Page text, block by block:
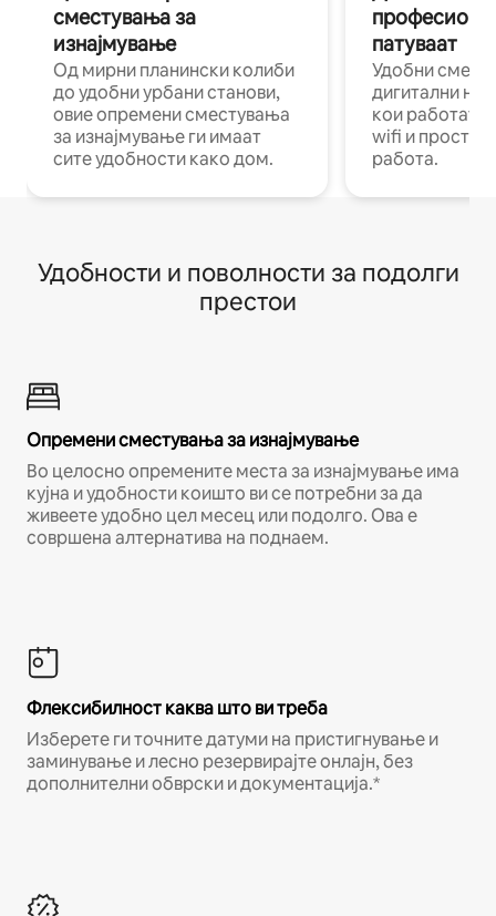
сместувања за
изнајмување
Од мирни планински колиби
до удобни урбани станови,
овие опремени сместувања
за изнајмување ги имаат
сите удобности како дом.
патуваат
Удобни
дигитални
кои работат
wifi и
работа.
Удобности и поволности за подолги
престои
Опремени сместувања за изнајмување
Во целосно опремените места за изнајмување има
кујна и удобности коишто ви се потребни за да
живеете удобно цел месец или подолго. Ова е
совршена алтернатива на поднаем.
Флексибилност каква што ви треба
Изберете ги точните датуми на пристигнување и
заминување и лесно резервирајте онлајн, без
дополнителни обврски и документација.*